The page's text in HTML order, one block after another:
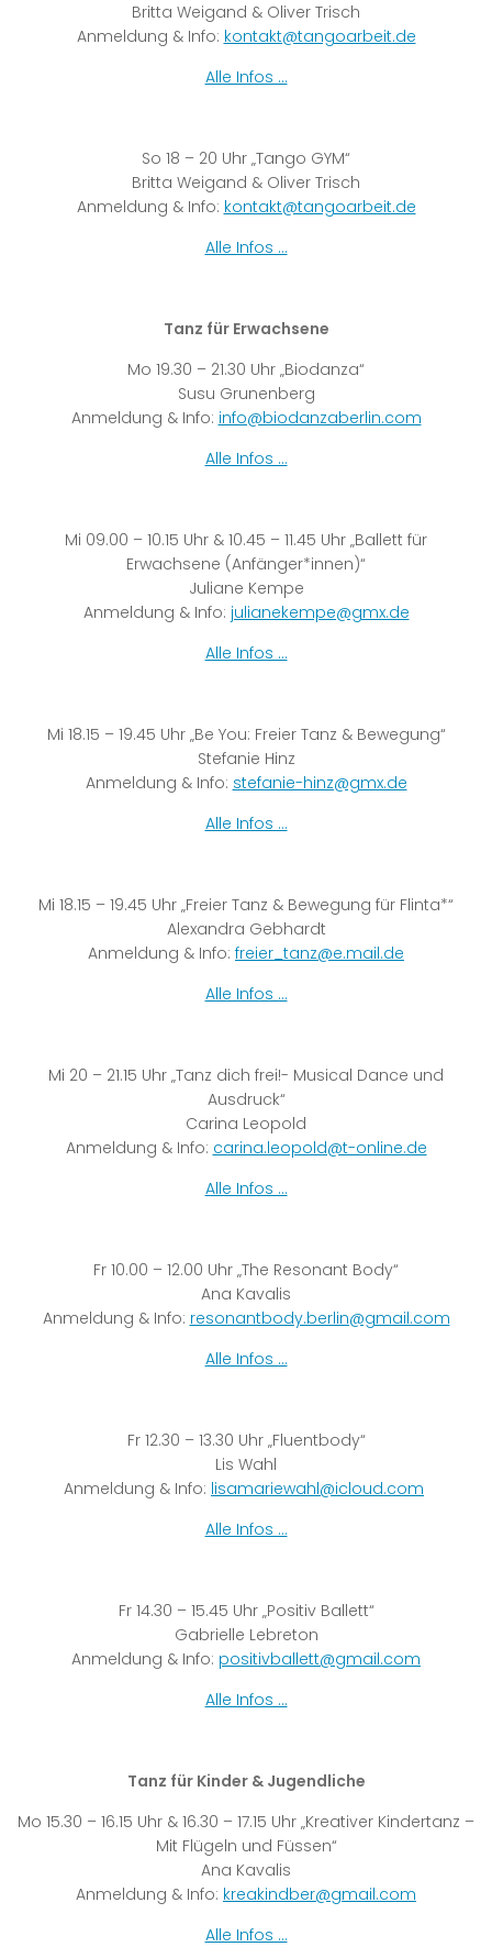
Britta Weigand & Oliver Trisch
Anmeldung & Info: kontakt@tangoarbeit.de
Alle Infos …
So 18 – 20 Uhr „Tango GYM“
Britta Weigand & Oliver Trisch
Anmeldung & Info: kontakt@tangoarbeit.de
Alle Infos …
Tanz für Erwachsene
Mo 19.30 – 21.30 Uhr „Biodanza“
Susu Grunenberg
Anmeldung & Info: info@biodanzaberlin.com
Alle Infos …
Mi 09.00 – 10.15 Uhr & 10.45 – 11.45 Uhr „Ballett für
Erwachsene (Anfänger*innen)“
Juliane Kempe
Anmeldung & Info: julianekempe@gmx.de
Alle Infos …
Mi 18.15 – 19.45 Uhr „Be You: Freier Tanz & Bewegung“
Stefanie Hinz
Anmeldung & Info: stefanie-hinz@gmx.de
Alle Infos …
Mi 18.15 – 19.45 Uhr „Freier Tanz & Bewegung für Flinta*“
Alexandra Gebhardt
Anmeldung & Info: freier_tanz@e.mail.de
Alle Infos …
Mi 20 – 21.15 Uhr „Tanz dich frei!- Musical Dance und
Ausdruck“
Carina Leopold
Anmeldung & Info: carina.leopold@t-online.de
Alle Infos …
Fr 10.00 – 12.00 Uhr „The Resonant Body“
Ana Kavalis
Anmeldung & Info: resonantbody.berlin@gmail.com
Alle Infos …
Fr 12.30 – 13.30 Uhr „Fluentbody“
Lis Wahl
Anmeldung & Info: lisamariewahl@icloud.com
Alle Infos …
Fr 14.30 – 15.45 Uhr „Positiv Ballett“
Gabrielle Lebreton
Anmeldung & Info: positivballett@gmail.com
Alle Infos …
Tanz für Kinder & Jugendliche
Mo 15.30 – 16.15 Uhr & 16.30 – 17.15 Uhr „Kreativer Kindertanz –
Mit Flügeln und Füssen“
Ana Kavalis
Anmeldung & Info: kreakindber@gmail.com
Alle Infos …